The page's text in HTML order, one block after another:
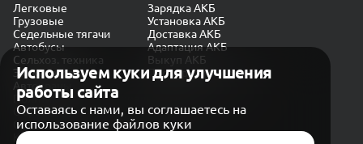
Используем куки для улучшения
работы сайта
Оставаясь с нами, вы соглашаетесь на
использование файлов куки
Легковые
Грузовые
Седельные тягачи
Автобусы
Сельхоз. техника
Экскаваторы
Автокраны
Зарядка АКБ
Установка АКБ
Доставка АКБ
Адаптация АКБ
Выкуп АКБ
Проверка генератора
Политика конфиденциальности
Обработка персональных данных
Согласие на обработку в «Яндекс.Метрика»
Карта сайта